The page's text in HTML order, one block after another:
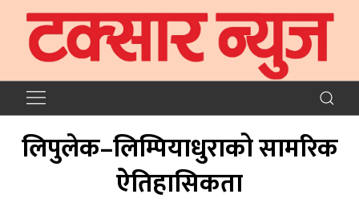
लिपुलेक–लिम्पियाधुराको सामरिक
ऐतिहासिकता